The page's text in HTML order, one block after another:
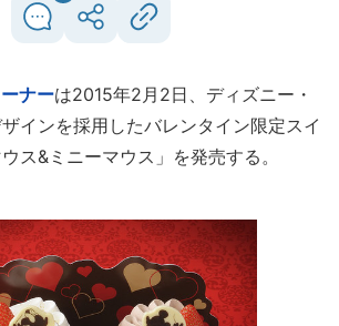
ナーは2015年2月2日、ディズニー・
インを採用したバレンタイン限定スイ
ス&ミニーマウス」を発売する。